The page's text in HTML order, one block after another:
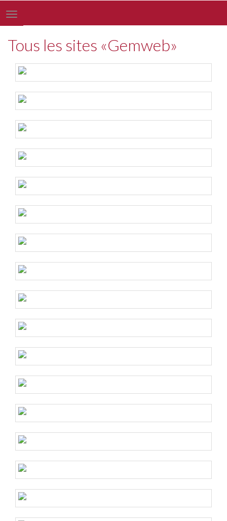
Toggle
navigation
Tous les sites «Gemweb»